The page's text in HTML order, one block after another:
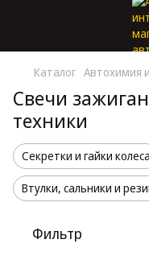
Каталог Автохимия
Свечи
техники
Секретки и гайки колеса
Втулки, сальники и
Фильтр